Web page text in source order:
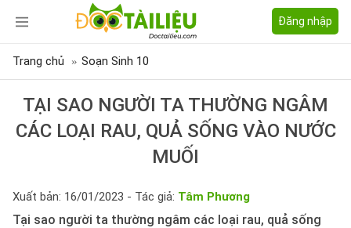
Đăng nhập
Trang chủ Soạn Sinh 10
TẠI SAO NGƯỜI TA THƯỜNG NGÂM
CÁC LOẠI RAU, QUẢ SỐNG VÀO NƯỚC
MUỐI
Xuất bản: 16/01/2023 - Tác giả: Tâm Phương
Tại sao người ta thường ngâm các loại rau, quả sống